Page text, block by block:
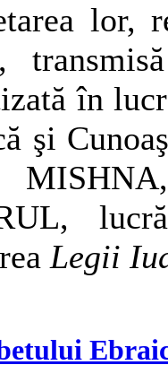
lor,
în
şi
Legii